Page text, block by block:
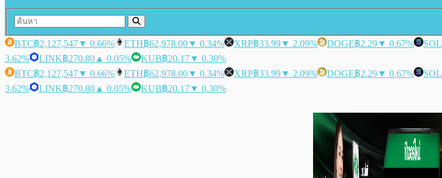
BTC฿2,127,547▼ 0.66% ETH฿62,978.00▼ 0.34% XRP฿33.99▼ 2.09% DOGE฿2.29▼ 0.67% SOL
3.62%
LINK฿270.80 ▲ 0.05% KUB฿20.17▼ 0.30%
BTC฿2,127,547▼ 0.66% ETH฿62,978.00▼ 0.34% XRP฿33.99▼ 2.09% DOGE฿2.29▼ 0.67% SOL
3.62%
LINK฿270.80 ▲ 0.05% KUB฿20.17▼ 0.30%